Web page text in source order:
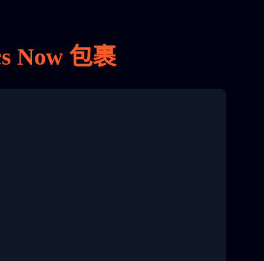
Now 包裹